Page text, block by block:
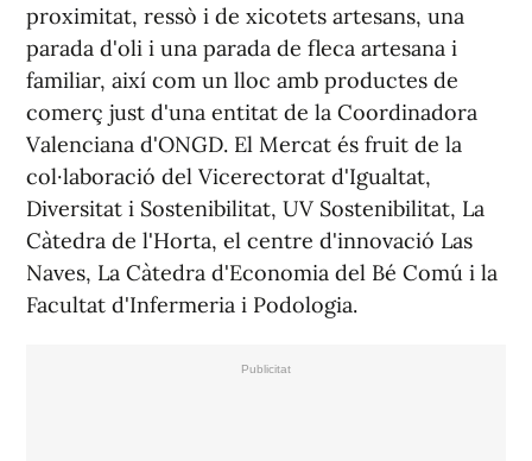
proximitat, ressò i de xicotets artesans, una
parada d'oli i una parada de fleca artesana i
familiar, així com un lloc amb productes de
comerç just d'una entitat de la Coordinadora
Valenciana d'ONGD. El Mercat és fruit de la
col·laboració del Vicerectorat d'Igualtat,
Diversitat i Sostenibilitat, UV Sostenibilitat, La
Càtedra de l'Horta, el centre d'innovació Las
Naves, La Càtedra d'Economia del Bé Comú i la
Facultat d'Infermeria i Podologia.